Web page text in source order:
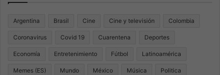
Argentina Brasil Cine Cine y televisión Colombia
Coronavirus Covid 19 Cuarentena Deportes
Economía Entretenimiento Fútbol Latinoamérica
Memes (ES) Mundo México Música Politica